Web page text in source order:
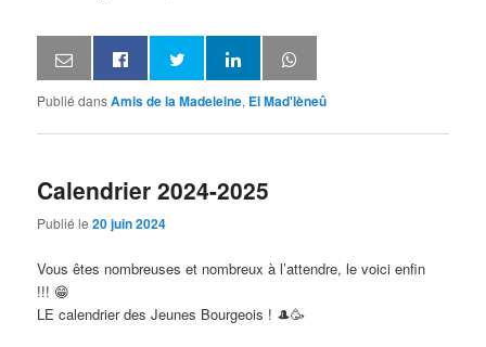
Publié dansAmis de la Madeleine, El Mad'lèneû
Calendrier 2024-2025
Publié le20 juin 2024
Vous êtes nombreuses et nombreux à l’attendre, le voici enfin
!!! 😁
LE calendrier des Jeunes Bourgeois ! 🎩🥳